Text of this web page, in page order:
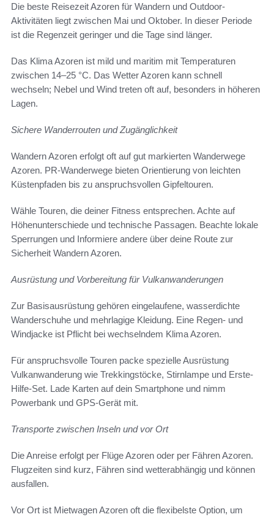
Die beste Reisezeit Azoren für Wandern und Outdoor-
Aktivitäten liegt zwischen Mai und Oktober. In dieser Periode
ist die Regenzeit geringer und die Tage sind länger.
Das Klima Azoren ist mild und maritim mit Temperaturen
zwischen 14–25 °C. Das Wetter Azoren kann schnell
wechseln; Nebel und Wind treten oft auf, besonders in höheren
Lagen.
Sichere Wanderrouten und Zugänglichkeit
Wandern Azoren erfolgt oft auf gut markierten Wanderwege
Azoren. PR-Wanderwege bieten Orientierung von leichten
Küstenpfaden bis zu anspruchsvollen Gipfeltouren.
Wähle Touren, die deiner Fitness entsprechen. Achte auf
Höhenunterschiede und technische Passagen. Beachte lokale
Sperrungen und Informiere andere über deine Route zur
Sicherheit Wandern Azoren.
Ausrüstung und Vorbereitung für Vulkanwanderungen
Zur Basisausrüstung gehören eingelaufene, wasserdichte
Wanderschuhe und mehrlagige Kleidung. Eine Regen- und
Windjacke ist Pflicht bei wechselndem Klima Azoren.
Für anspruchsvolle Touren packe spezielle Ausrüstung
Vulkanwanderung wie Trekkingstöcke, Stirnlampe und Erste-
Hilfe-Set. Lade Karten auf dein Smartphone und nimm
Powerbank und GPS-Gerät mit.
Transporte zwischen Inseln und vor Ort
Die Anreise erfolgt per Flüge Azoren oder per Fähren Azoren.
Flugzeiten sind kurz, Fähren sind wetterabhängig und können
ausfallen.
Vor Ort ist Mietwagen Azoren oft die flexibelste Option, um